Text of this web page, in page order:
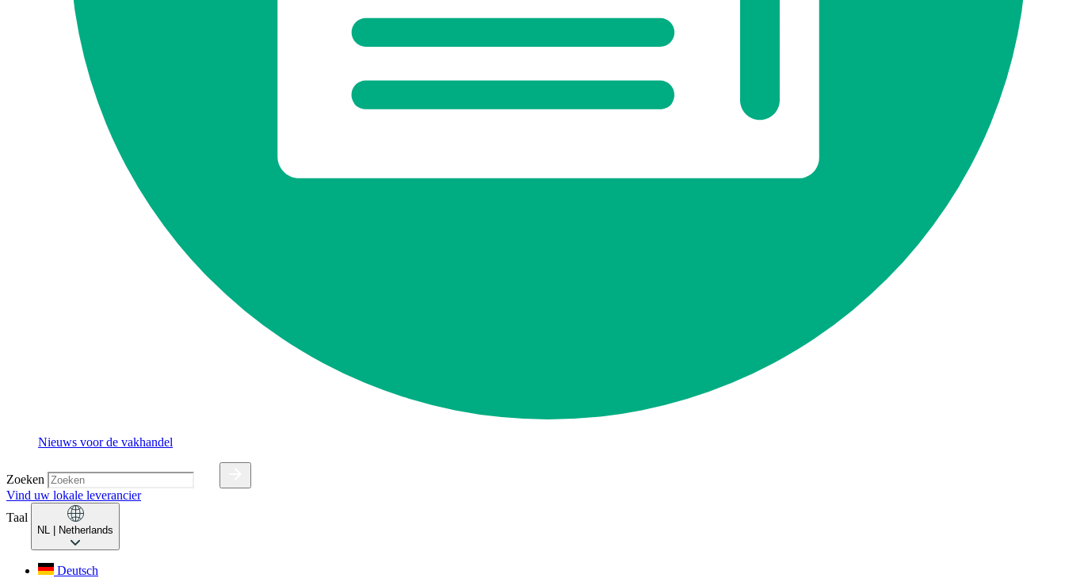
Nieuws voor de vakhandel
Zoeken
Vind uw lokale leverancier
Taal
NL | Netherlands
Deutsch